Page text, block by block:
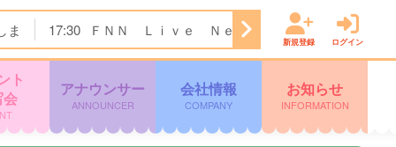
ま 17:30 ＦＮＮ Ｌｉｖｅ Ｎｅｗｓ イット！ 18:00
新規登録 ログイン
ト
アナウンサー
ANNOUNCER
会社情報
COMPANY
お知らせ
INFORMATION